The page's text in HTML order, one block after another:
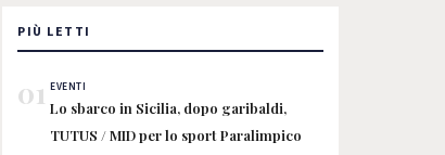
PIÙ LETTI
01 EVENTI
Lo sbarco in Sicilia, dopo garibaldi,
TUTUS / MID per lo sport Paralimpico